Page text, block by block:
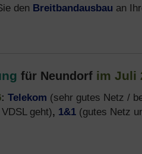
den Breitbandausbau an
für Neundorf im Juli
: Telekom (sehr gutes Netz /
geht), 1&1 (gutes Netz